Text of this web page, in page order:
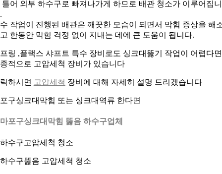
틀어 외부 하수구로 빠져나가게 하므로 배관 청소가 이루어집니
작업이 진행된 배관은 깨끗한 모습이 되면서 막힘 증상을 해
한동안 막힘 걱정 없이 지내는 데에 큰 도움이 됩니다.
링 ,플랙스 샤프트 특수 장비로도 싱크대뚫기 작업이 어렵다면
적으로 고압세척 장비가 있습니다
하시면 고압세척 장비에 대해 자세히 설명 드리겠습니다
구싱크대막힘 또는 싱크대역류 한다면
마포구싱크대막힘 뚫음 하수구업체
수구뚫음 고압세척 청소